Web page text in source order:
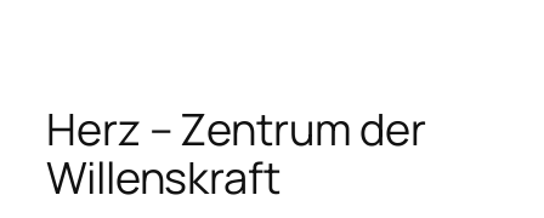
springen
Herz – Zentrum der
Willenskraft